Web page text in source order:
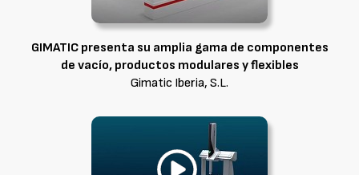
GIMATIC presenta su amplia gama de componentes
de vacío, productos modulares y flexibles
Gimatic Iberia, S.L.